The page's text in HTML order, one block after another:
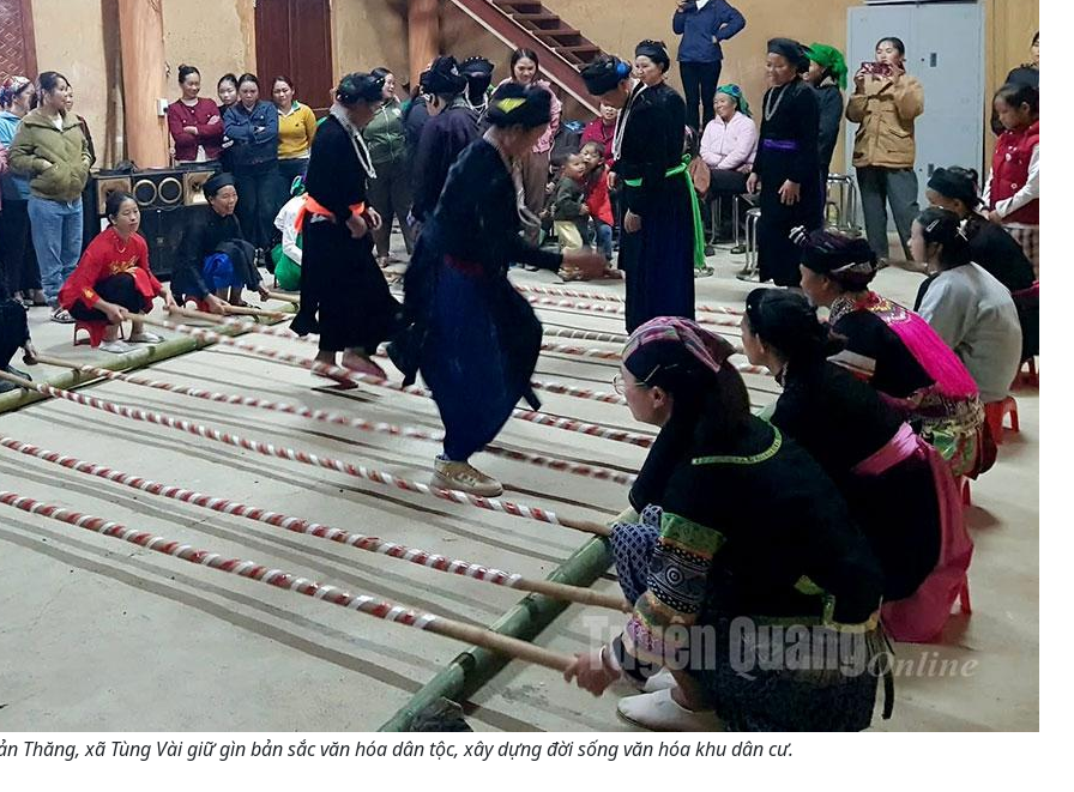
Thăng, xã Tùng Vài giữ gìn bản sắc văn hóa dân tộc, xây dựng đời sống văn hóa khu dân cư.